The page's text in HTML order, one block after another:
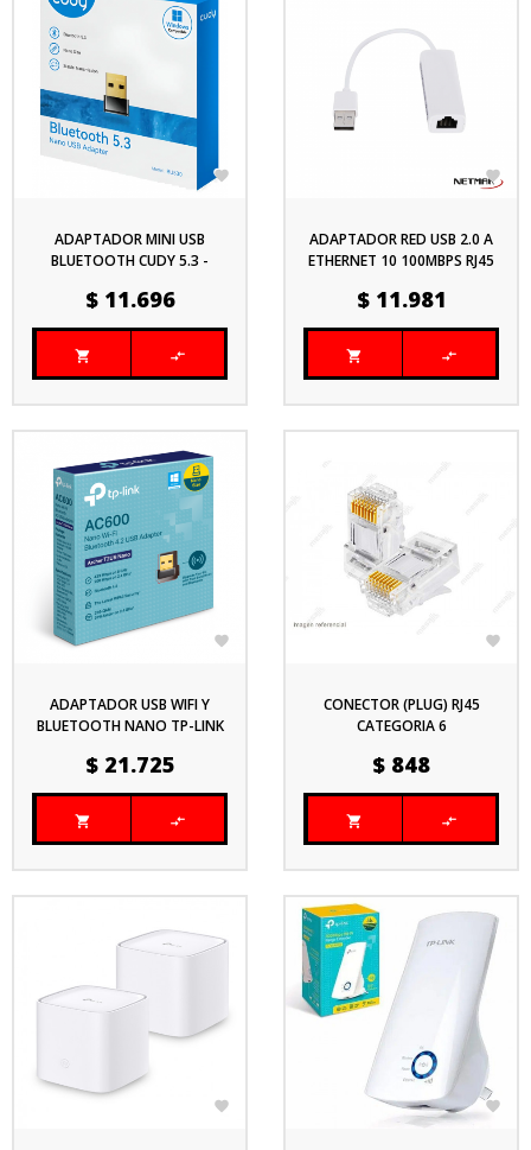

ADAPTADOR MINI USB
BLUETOOTH CUDY 5.3 -
Precio
$ 11.696
 

ADAPTADOR RED USB 2.0 A
ETHERNET 10 100MBPS RJ45
Precio
$ 11.981
 

ADAPTADOR USB WIFI Y
BLUETOOTH NANO TP-LINK
Precio
$ 21.725
 

CONECTOR (PLUG) RJ45
CATEGORIA 6
Precio
$ 848
 
 